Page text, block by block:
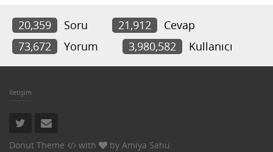
20,359 Soru 21,912
Cevap
73,672
Yorum 3,980,582 Kullanıcı
İletişim
Donut Theme with by Amiya Sahu